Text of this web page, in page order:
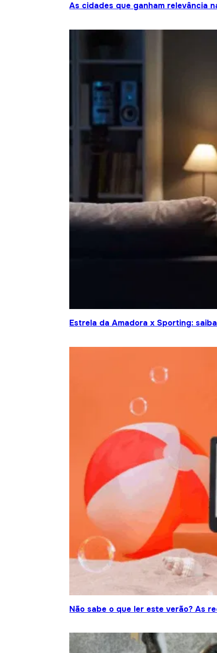
As cidades que ganham relevância
Estrela da Amadora x Sporting:
Não sabe o que ler este verão? As